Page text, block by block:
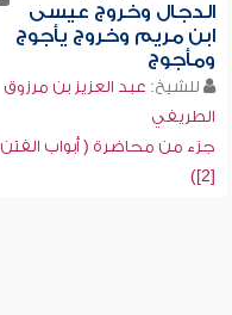
الدجال وخروج عيسى
ابن مريم وخروج يأجوج
ومأجوج
للشيخ: عبد العزيز بن مرزوق
الطريفي
جزء من محاضرة ( أبواب الفتن
[2])